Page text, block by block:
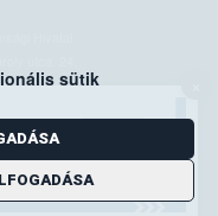
sütik
Hivatal
Pf. 30.
244